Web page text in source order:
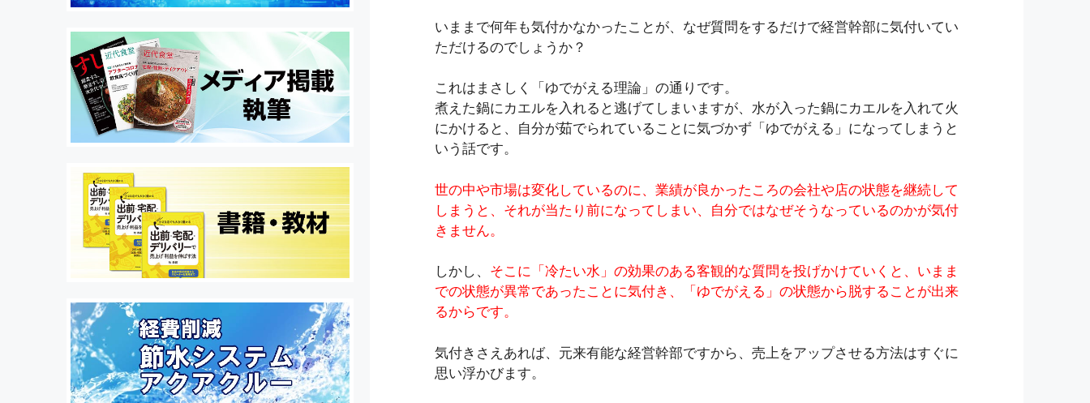
いままで何年も気付かなかったことが、なぜ質問をするだけで経営幹部に気付いてい
ただけるのでしょうか？
これはまさしく「ゆでがえる理論」の通りです。
煮えた鍋にカエルを入れると逃げてしまいますが、水が入った鍋にカエルを入れて火
にかけると、自分が茹でられていることに気づかず「ゆでがえる」になってしまうと
いう話です。
世の中や市場は変化しているのに、業績が良かったころの会社や店の状態を継続して
しまうと、それが当たり前になってしまい、自分ではなぜそうなっているのかが気付
きません。
しかし、 そこに「冷たい水」の効果のある客観的な質問を投げかけていくと、いまま
での状態が異常であったことに気付き、「ゆでがえる」の状態から脱することが出来
るからです。
気付きさえあれば、元来有能な経営幹部ですから、売上をアップさせる方法はすぐに
思い浮かびます。